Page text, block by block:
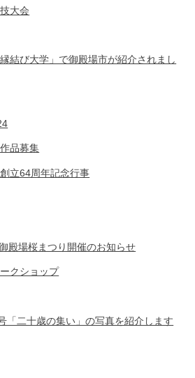
大会
結び大学」で御殿場市が紹介されまし
品募集
立64周年記念行事
殿場桜まつり開催のお知らせ
クショップ
「二十歳の集い」の写真を紹介します